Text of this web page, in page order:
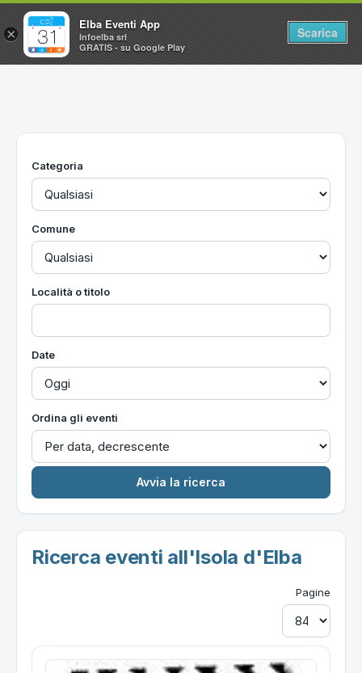
Home
Utilità
Categoria
Comune
Località o titolo
Date
Ordina gli eventi
Ricerca eventi all'Isola d'Elba
Pagine
×
Elba Eventi App
Infoelba srl
GRATIS - su Google Play
Scarica